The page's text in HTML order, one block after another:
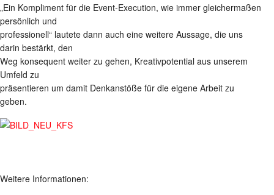
„Ein Kompliment für die Event-Execution, wie immer gleichermaßen
persönlich und
professionell“ lautete dann auch eine weitere Aussage, die uns
darin bestärkt, den
Weg konsequent weiter zu gehen, Kreativpotential aus unserem
Umfeld zu
präsentieren um damit Denkanstöße für die eigene Arbeit zu
geben.
Weitere Informationen: